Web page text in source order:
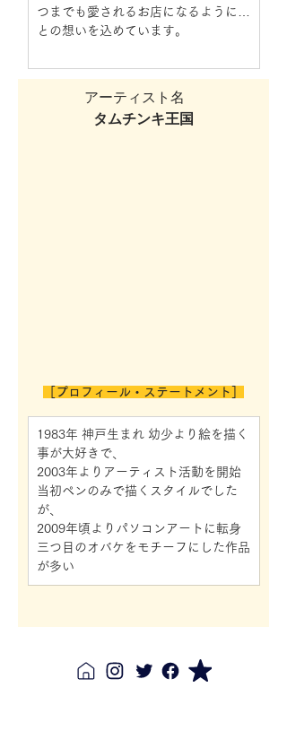
つまでも愛されるお店になるように…
との想いを込めています。
アーティスト名
タムチンキ王国
［プロフィール・ステートメント］
1983年 神戸生まれ 幼少より絵を描く
事が大好きで、
2003年よりアーティスト活動を開始
当初ペンのみで描くスタイルでした
が、
2009年頃よりパソコンアートに転身
三つ目のオバケをモチーフにした作品
が多い